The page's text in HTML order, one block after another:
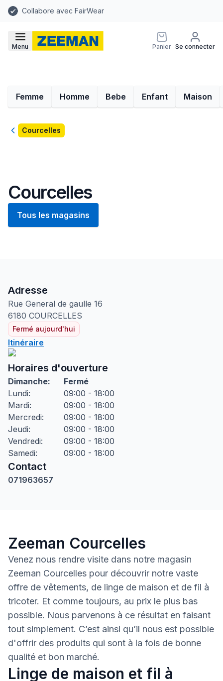
Collabore avec FairWear
Menu Panier Se connecter
Femme Homme Bebe Enfant Maison
RetourCourcelles
Courcelles
Tous les magasins
Adresse
Rue General de gaulle 16
6180 COURCELLES
Fermé aujourd'hui
Itinéraire
Horaires d'ouverture
Dimanche:
Fermé
Lundi:
09:00 - 18:00
Mardi:
09:00 - 18:00
Mercredi:
09:00 - 18:00
Jeudi:
09:00 - 18:00
Vendredi:
09:00 - 18:00
Samedi: 09:00 - 18:00
Contact
071963657
Zeeman Courcelles
Venez nous rendre visite dans notre magasin
Zeeman Courcelles pour découvrir notre vaste
offre de vêtements, de linge de maison et de fil à
tricoter. Et comme toujours, au prix le plus bas
possible. Nous parvenons à ce résultat en faisant
tout simplement. C’est ainsi qu’il nous est possible
d'offrir des produits qui sont à la fois de bonne
qualité et bon marché.
Linge de maison et fil à